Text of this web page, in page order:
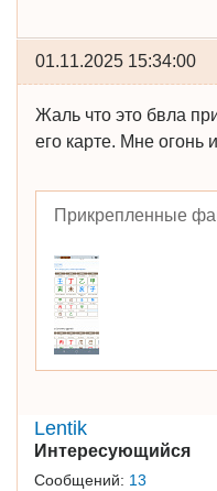
01.11.2025 15:34:00
Жаль что это бвла
его карте. Мне огонь
Прикрепленные
Lentik
Интересующийся
Сообщений: 13